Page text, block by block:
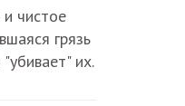
и чистое
грязь
их.